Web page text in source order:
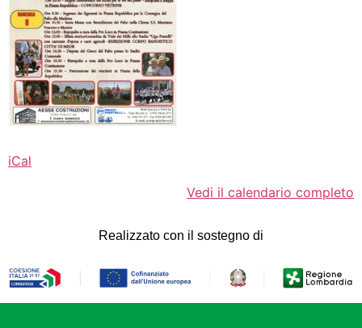
iCal
Vedi il calendario completo
Realizzato con il sostegno di